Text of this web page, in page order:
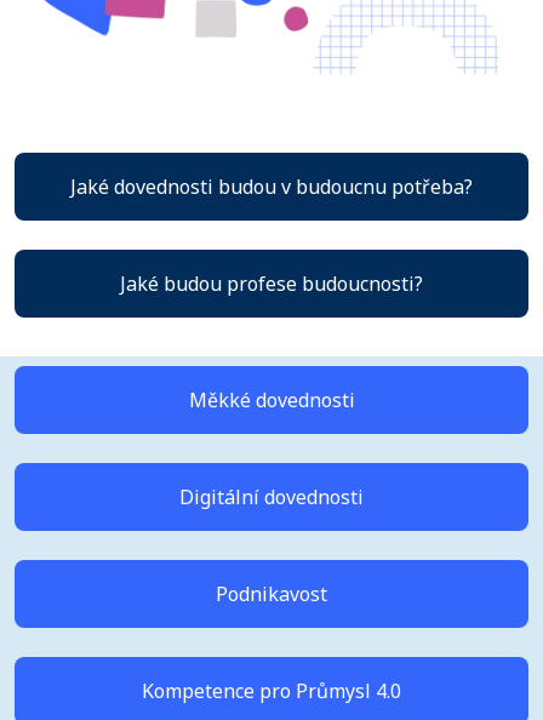
Jaké dovednosti budou v budoucnu potřeba?
Jaké budou profese budoucnosti?
Měkké dovednosti
Digitální dovednosti
Podnikavost
Kompetence pro Průmysl 4.0